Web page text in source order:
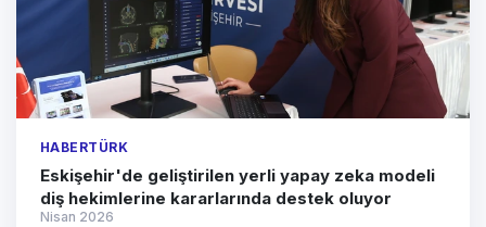
HABERTÜRK
Eskişehir'de geliştirilen yerli yapay zeka modeli
diş hekimlerine kararlarında destek oluyor
Nisan 2026